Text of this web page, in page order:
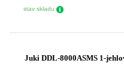
stav skladu
Juki DDL-8000ASMS 1-